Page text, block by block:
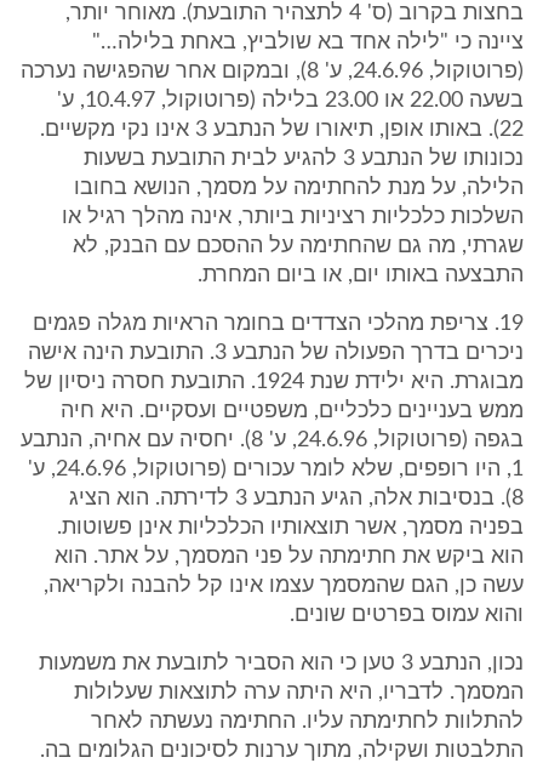
בחצות בקרוב (ס' 4 לתצהיר התובעת). מאוחר יותר,
ציינה כי "לילה אחד בא שולביץ, באחת בלילה…"
(פרוטוקול, 24.6.96, ע' 8), ובמקום אחר שהפגישה נערכה
בשעה 22.00 או 23.00 בלילה (פרוטוקול, 10.4.97, ע'
22). באותו אופן, תיאורו של הנתבע 3 אינו נקי מקשיים.
נכונותו של הנתבע 3 להגיע לבית התובעת בשעות
הלילה, על מנת להחתימה על מסמך, הנושא בחובו
השלכות כלכליות רציניות ביותר, אינה מהלך רגיל או
שגרתי, מה גם שהחתימה על ההסכם עם הבנק, לא
התבצעה באותו יום, או ביום המחרת.
19. צריפת מהלכי הצדדים בחומר הראיות מגלה פגמים
ניכרים בדרך הפעולה של הנתבע 3. התובעת הינה אישה
מבוגרת. היא ילידת שנת 1924. התובעת חסרה ניסיון של
ממש בעניינים כלכליים, משפטיים ועסקיים. היא חיה
בגפה (פרוטוקול, 24.6.96, ע' 8). יחסיה עם אחיה, הנתבע
1, היו רופפים, שלא לומר עכורים (פרוטוקול, 24.6.96, ע'
8). בנסיבות אלה, הגיע הנתבע 3 לדירתה. הוא הציג
בפניה מסמך, אשר תוצאותיו הכלכליות אינן פשוטות.
הוא ביקש את חתימתה על פני המסמך, על אתר. הוא
עשה כן, הגם שהמסמך עצמו אינו קל להבנה ולקריאה,
והוא עמוס בפרטים שונים.
נכון, הנתבע 3 טען כי הוא הסביר לתובעת את משמעות
המסמך. לדבריו, היא היתה ערה לתוצאות שעלולות
להתלוות לחתימתה עליו. החתימה נעשתה לאחר
התלבטות ושקילה, מתוך ערנות לסיכונים הגלומים בה.